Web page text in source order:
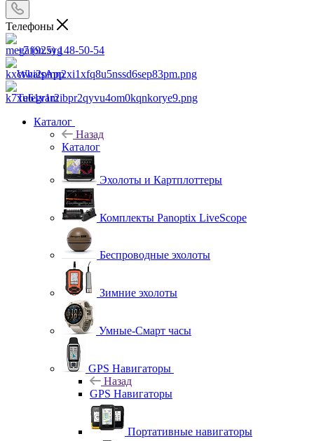
Телефоны
+7 (925) 148-50-54
WhatsApp
Telegram
Каталог
Назад
Каталог
Эхолоты и Картплоттеры
Комплекты Panoptix LiveScope
Беспроводные эхолоты
Зимние эхолоты
Умные-Смарт часы
GPS Навигаторы
Назад
GPS Навигаторы
Портативные навигаторы